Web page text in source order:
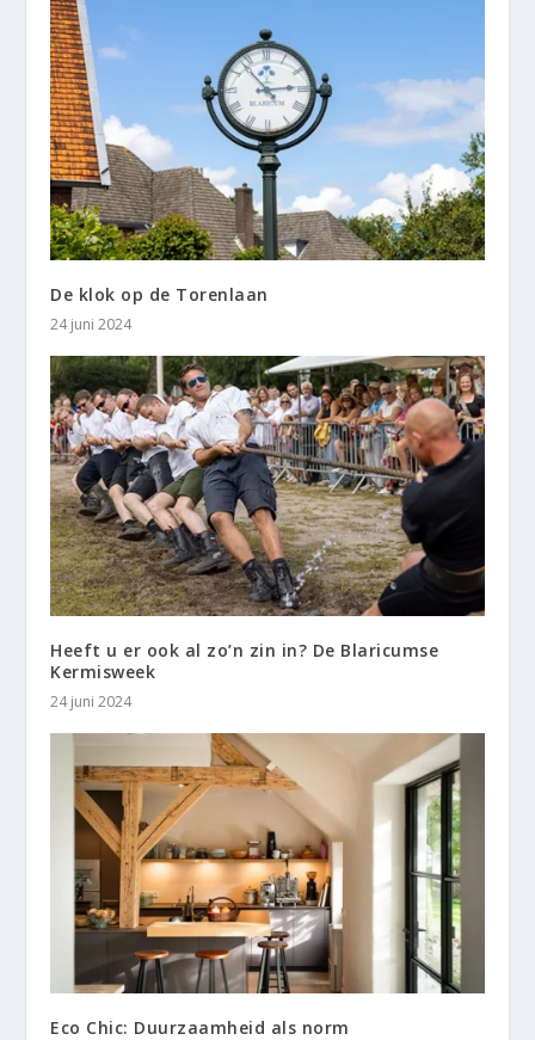
De klok op de Torenlaan
24 juni 2024
Heeft u er ook al zo’n zin in? De Blaricumse
Kermisweek
24 juni 2024
Eco Chic: Duurzaamheid als norm